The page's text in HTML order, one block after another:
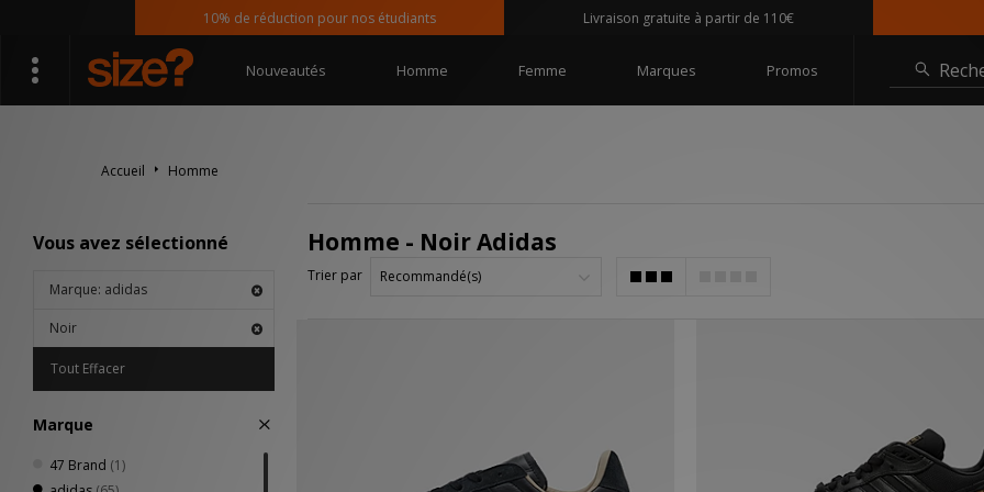
10% de réduction pour nos étudiants Livraison gratuite à partir de 110€
Nouveautés Homme Femme Marques Promos
Accueil Homme
Vous avez sélectionné
Marque: adidas
Noir
Tout Effacer
Marque
47 Brand (1)
Homme - Noir Adidas
Trier par